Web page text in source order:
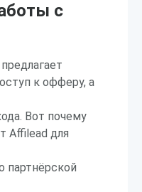
с
к офферу, а
Вот почему
Affilead для
партнёрской